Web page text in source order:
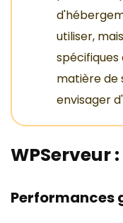
utiliser,
matière de
envisager
WPServeur
Performances